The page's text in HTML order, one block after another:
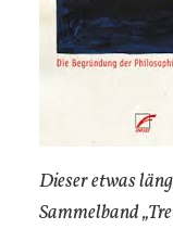
Dieser etwas
Sammelband